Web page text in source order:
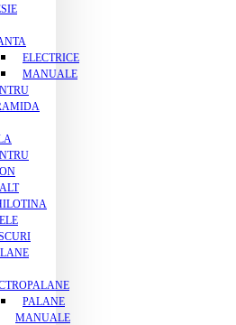
ELECTRICE
MANUALE
PALANE
MANUALE